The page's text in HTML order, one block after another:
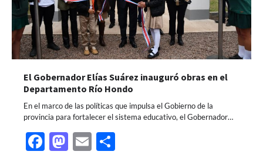
El Gobernador Elías Suárez inauguró obras en el
Departamento Río Hondo
En el marco de las políticas que impulsa el Gobierno de la
provincia para fortalecer el sistema educativo, el Gobernador…
Facebook
Mastodon
Email